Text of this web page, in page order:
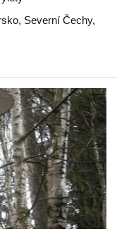
, Severní Čechy,